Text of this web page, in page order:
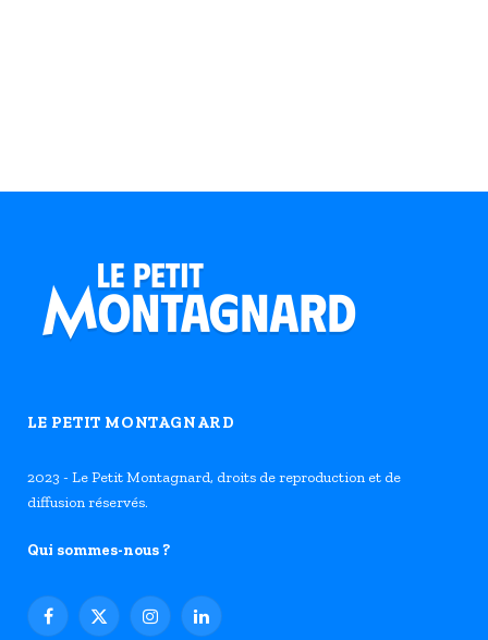
LE PETIT MONTAGNARD
2023 - Le Petit Montagnard, droits de reproduction et de
diffusion réservés.
Qui sommes-nous ?
Facebook
X
InstagramLinkedIn